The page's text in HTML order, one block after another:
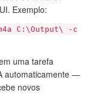
Exemplo:
C:\Output\ -c
uma tarefa
automaticamente —
novos